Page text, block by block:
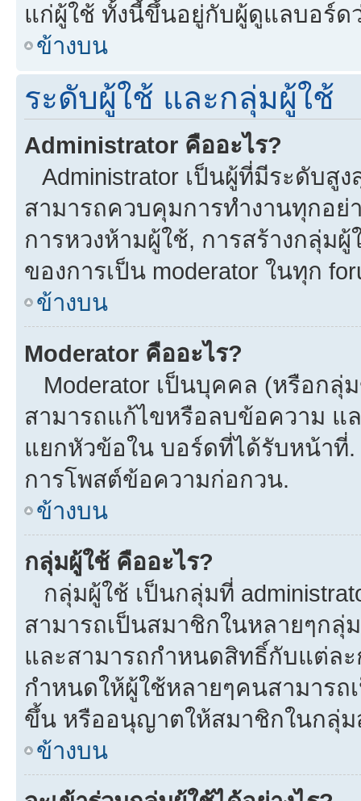
แก่ผู้ใช้ ทั้งนี้ขึ้นอยู่กับผู้ดูแลบอร์ด
ข้างบน
ระดับผู้ใช้ และกลุ่มผู้ใช้
Administrator คืออะไร?
Administrator เป็นผู้ที่มีระดับสู
สามารถควบคุมการทำงานทุกอย่
การหวงห้ามผู้ใช้, การสร้างกลุ่ม
ของการเป็น moderator ในทุก
ข้างบน
Moderator คืออะไร?
Moderator เป็นบุคคล (หรือก
สามารถแก้ไขหรือลบข้อความ แ
แยกหัวข้อใน บอร์ดที่ได้รับหน้าที่.
การโพสต์ข้อความก่อกวน.
ข้างบน
กลุ่มผู้ใช้ คืออะไร?
กลุ่มผู้ใช้ เป็นกลุ่มที่
สามารถเป็นสมาชิกในหลายๆก
และสามารถกำหนดสิทธิ์กับแต่ละ
กำหนดให้ผู้ใช้หลายๆคนสามารถ
ขึ้น หรืออนุญาตให้สมาชิกในกลุ่ม
ข้างบน